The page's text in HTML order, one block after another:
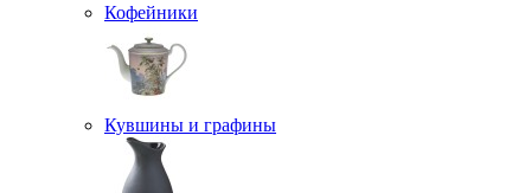
Кофейники
Кувшины и графины